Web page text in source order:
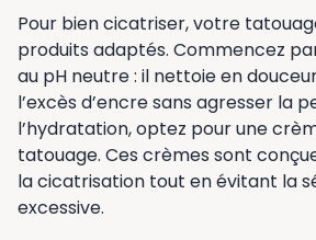
Pour bien cicatriser, votre
produits adaptés. Commencez
au pH neutre : il nettoie en
l’excès d’encre sans agresser la
l’hydratation, optez pour une
tatouage. Ces crèmes sont
la cicatrisation tout en évitant la
excessive.